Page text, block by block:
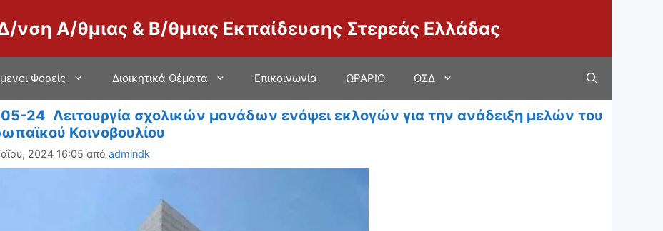
νση Α/θμιας & Β/θμιας Εκπαίδευσης Στερεάς Ελλάδας
Φορείς Διοικητικά Θέματα Επικοινωνία ΩΡΑΡΙΟ ΟΣΔ
24 Λειτουργία σχολικών μονάδων ενόψει εκλογών για την ανάδειξη μελών του
Κοινοβουλίου
2024 16:05 από admindk